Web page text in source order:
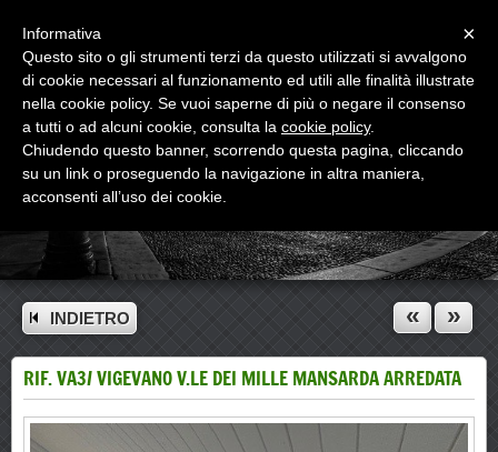
INDIETRO « »
RIF. VA3/ VIGEVANO V.LE DEI MILLE MANSARDA ARREDATA
×
Informativa
Questo sito o gli strumenti terzi da questo utilizzati si avvalgono
di cookie necessari al funzionamento ed utili alle finalità illustrate
nella cookie policy. Se vuoi saperne di più o negare il consenso
a tutti o ad alcuni cookie, consulta la cookie policy.
Chiudendo questo banner, scorrendo questa pagina, cliccando
su un link o proseguendo la navigazione in altra maniera,
acconsenti all’uso dei cookie.